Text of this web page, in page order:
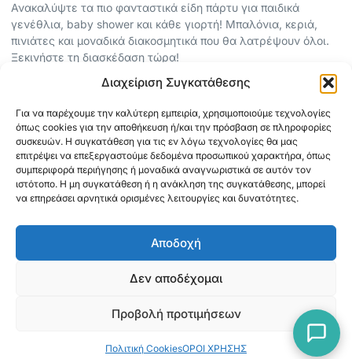
Διαχείριση Συγκατάθεσης
Για να παρέχουμε την καλύτερη εμπειρία, χρησιμοποιούμε τεχνολογίες
όπως cookies για την αποθήκευση ή/και την πρόσβαση σε πληροφορίες
συσκευών. Η συγκατάθεση για τις εν λόγω τεχνολογίες θα μας
επιτρέψει να επεξεργαστούμε δεδομένα προσωπικού χαρακτήρα, όπως
συμπεριφορά περιήγησης ή μοναδικά αναγνωριστικά σε αυτόν τον
ιστότοπο. Η μη συγκατάθεση ή η ανάκληση της συγκατάθεσης, μπορεί
να επηρεάσει αρνητικά ορισμένες λειτουργίες και δυνατότητες.
Αποδοχή
Δεν αποδέχομαι
Προβολή προτιμήσεων
Πολιτική CookiesΟΡΟΙ ΧΡΗΣΗΣ
Ανακαλύψτε τα πιο φανταστικά είδη πάρτυ για παιδικά
γενέθλια, baby shower και κάθε γιορτή! Μπαλόνια, κεριά,
πινιάτες και μοναδικά διακοσμητικά που θα λατρέψουν όλοι.
Ξεκινήστε τη διασκέδαση τώρα!
ΟΡΟΙ ΧΡΗΣΗΣ
ΠΟΛΙΤΙΚΗ ΑΠΟΡΡΗΤΟΥ
ABOUT
ΕΠΙΚΟΙΝΩΝΙΑ
Copyright © 2026 Mediaspot.gr Κατασκευή ιστοσελίδων